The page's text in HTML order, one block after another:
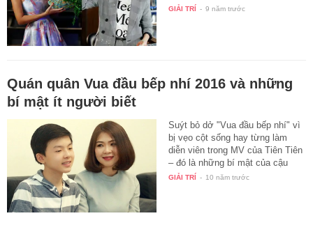
GIẢI TRÍ - 9 năm trước
Quán quân Vua đầu bếp nhí 2016 và những
bí mật ít người biết
Suýt bỏ dở "Vua đầu bếp nhí" vì
bị vẹo cột sống hay từng làm
diễn viên trong MV của Tiên Tiên
– đó là những bí mật của cậu
bé…
GIẢI TRÍ - 10 năm trước